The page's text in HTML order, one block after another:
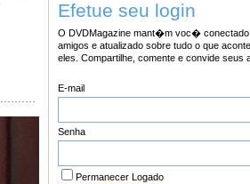
Efetue seu login
O DVDMagazine mant�m voc� conectado
amigos e atualizado sobre tudo o que
eles. Compartilhe, comente e convide seus
E-mail
Senha
Permanecer Logado